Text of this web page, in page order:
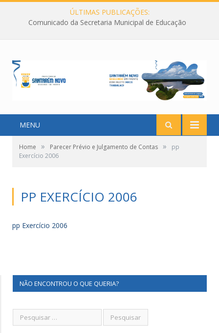
ÚLTIMAS PUBLICAÇÕES:
Comunicado da Secretaria Municipal de Educação
MENU
Home » Parecer Prévio e Julgamento de Contas »
pp
Exercício 2006
PP EXERCÍCIO 2006
pp Exercício 2006
NÃO ENCONTROU O QUE QUERIA?